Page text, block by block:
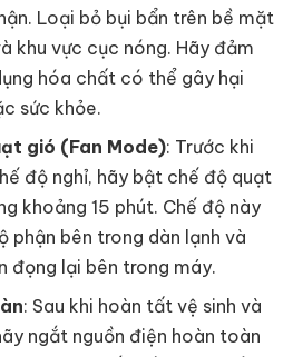
Loại bỏ bụi bẩn trên bề mặt
khu vực cục nóng. Hãy đảm
hóa chất có thể gây hại
sức khỏe.
gió (Fan Mode): Trước khi
độ nghỉ, hãy bật chế độ quạt
khoảng 15 phút. Chế độ này
phận bên trong dàn lạnh và
đọng lại bên trong máy.
: Sau khi hoàn tất vệ sinh và
ngắt nguồn điện hoàn toàn